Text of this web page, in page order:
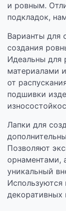
и ровным.
подкладок,
Варианты для
создания
Идеальны для
материалами
от
подшивки
Лапки для
Позволяют
орнаментами,
уникальный
Используются
декоративных